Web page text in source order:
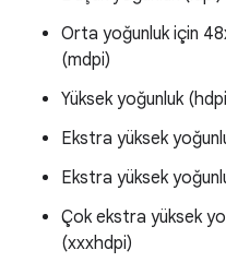
Orta yoğunluk için
(mdpi)
Yüksek yoğunluk
Ekstra yüksek
Ekstra yüksek
Çok ekstra yüksek
(xxxhdpi)